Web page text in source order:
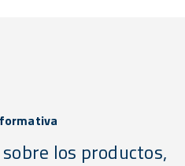
los productos,